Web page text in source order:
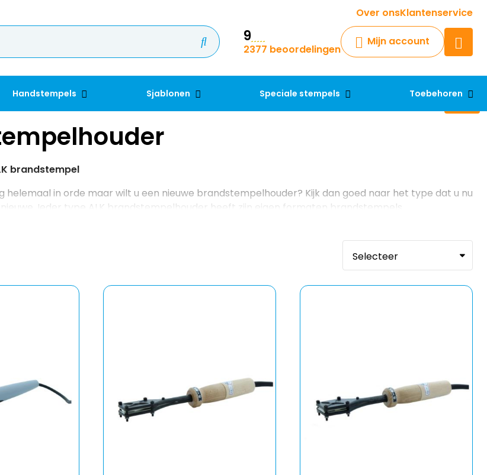
Over onsKlantenservice
9
2377 beoordelingen
Mijn account
Handstempels Sjablonen Speciale stempels Toebehoren
Krijg een antwoord op uw vraag
Chatbot
Chat 24/7 met onze chatbot
Contact
brandstempel
helemaal in orde maar wilt u een nieuwe brandstempelhouder? Kijk dan goed naar het type dat u nu
Ieder type ALK brandstempelhouder heeft zijn eigen formaten brandstempels.